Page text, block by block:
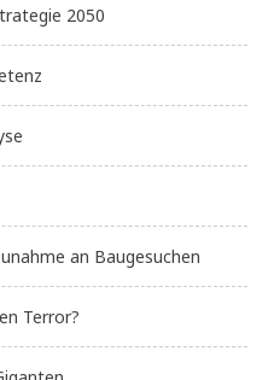
2050
an Baugesuchen
Terror?